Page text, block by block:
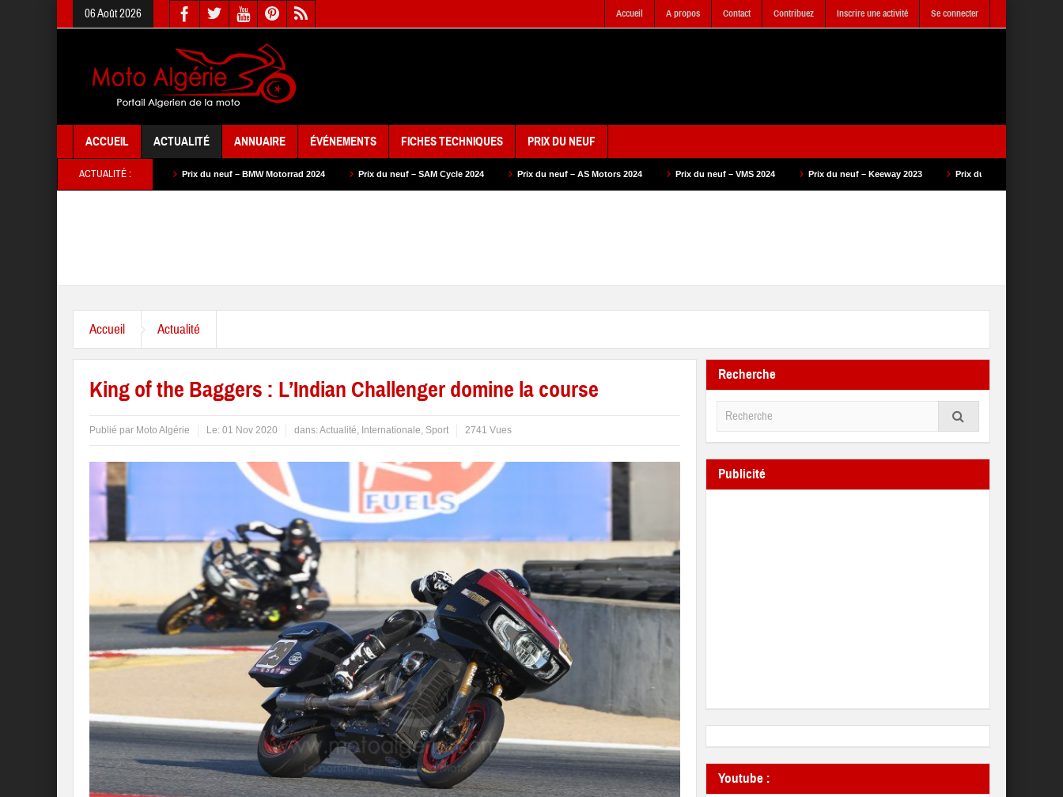
06 Août 2026 Accueil A propos Contact Contribuez Inscrire une activité Se connecter
ACCUEIL ACTUALITÉ ANNUAIRE ÉVÉNEMENTS FICHES TECHNIQUES PRIX DU NEUF
ACTUALITÉ :
Prix du neuf – BMW Motorrad 2024 Prix du neuf – SAM Cycle 2024 Prix du neuf – AS Motors 2024 Prix du neuf – VMS 2024 Prix du neuf – Keeway 2023 Prix du neuf – SAM Cycle 2023
Accueil Actualité
King of the Baggers : L’Indian Challenger domine la course
Publié par Moto Algérie Le: 01 Nov 2020 dans:Actualité, Internationale, Sport 2741 Vues
Recherche
Publicité
Youtube :